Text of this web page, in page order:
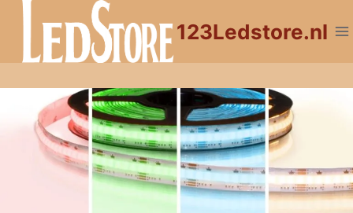
Doorgaan
inhoud
123Ledstore.nl